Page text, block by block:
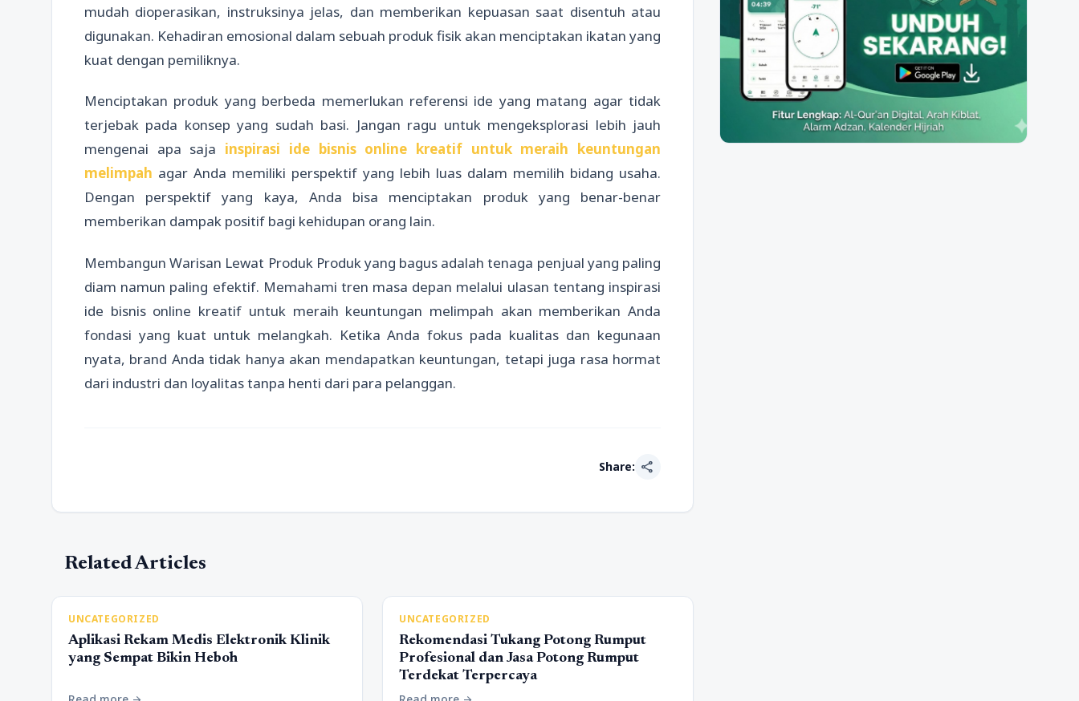
mudah dioperasikan, instruksinya jelas, dan memberikan kepuasan saat disentuh atau
digunakan. Kehadiran emosional dalam sebuah produk fisik akan menciptakan ikatan yang
kuat dengan pemiliknya.
Menciptakan produk yang berbeda memerlukan referensi ide yang matang agar tidak
terjebak pada konsep yang sudah basi. Jangan ragu untuk mengeksplorasi lebih jauh
mengenai apa saja inspirasi ide bisnis online kreatif untuk meraih keuntungan
melimpah agar Anda memiliki perspektif yang lebih luas dalam memilih bidang usaha.
Dengan perspektif yang kaya, Anda bisa menciptakan produk yang benar-benar
memberikan dampak positif bagi kehidupan orang lain.
Membangun Warisan Lewat Produk Produk yang bagus adalah tenaga penjual yang paling
diam namun paling efektif. Memahami tren masa depan melalui ulasan tentang inspirasi
ide bisnis online kreatif untuk meraih keuntungan melimpah akan memberikan Anda
fondasi yang kuat untuk melangkah. Ketika Anda fokus pada kualitas dan kegunaan
nyata, brand Anda tidak hanya akan mendapatkan keuntungan, tetapi juga rasa hormat
dari industri dan loyalitas tanpa henti dari para pelanggan.
Share: share
Related Articles
UNCATEGORIZED
Aplikasi Rekam Medis Elektronik Klinik
yang Sempat Bikin Heboh
UNCATEGORIZED
Rekomendasi Tukang Potong Rumput
Profesional dan Jasa Potong Rumput
Terdekat Terpercaya